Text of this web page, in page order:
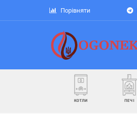
Порівняти
КОТЛИ ПЕЧІ